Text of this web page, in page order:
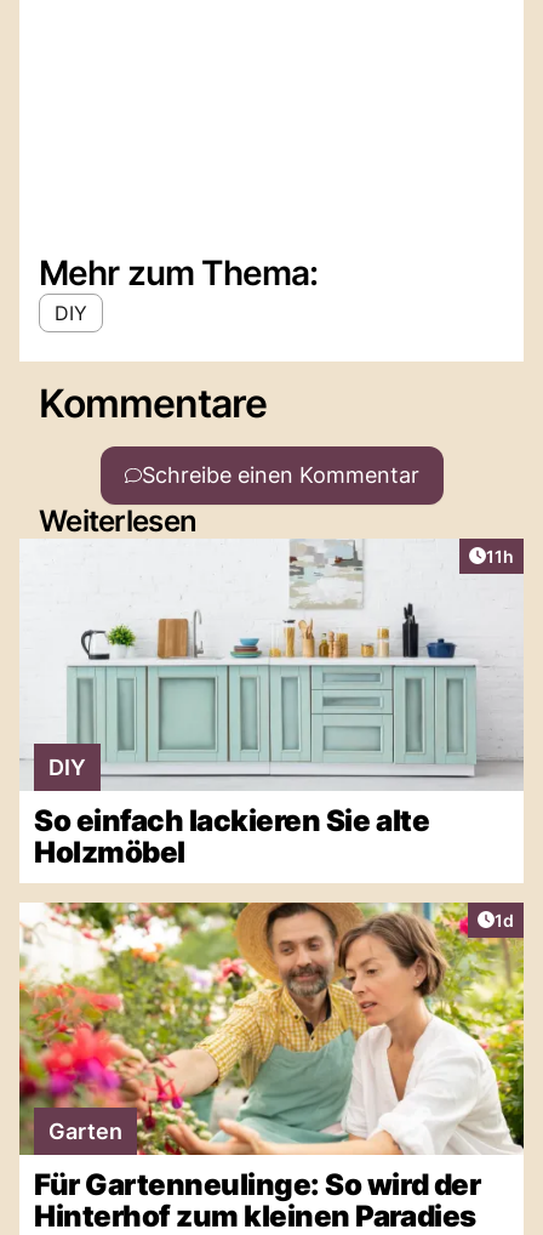
Mehr zum Thema:
DIY
Kommentare
Schreibe einen Kommentar
Weiterlesen
11h
DIY
So einfach lackieren Sie alte
Holzmöbel
1d
Garten
Für Gartenneulinge: So wird der
Hinterhof zum kleinen Paradies